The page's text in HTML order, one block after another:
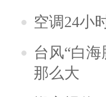
空调24小
台风“白
那么大